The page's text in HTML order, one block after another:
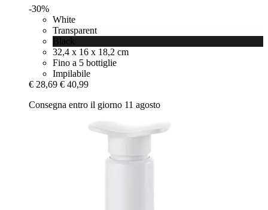
-30%
White
Transparent
Black
32,4 x 16 x 18,2 cm
Fino a 5 bottiglie
Impilabile
€ 28,69 € 40,99
Consegna entro il giorno 11 agosto